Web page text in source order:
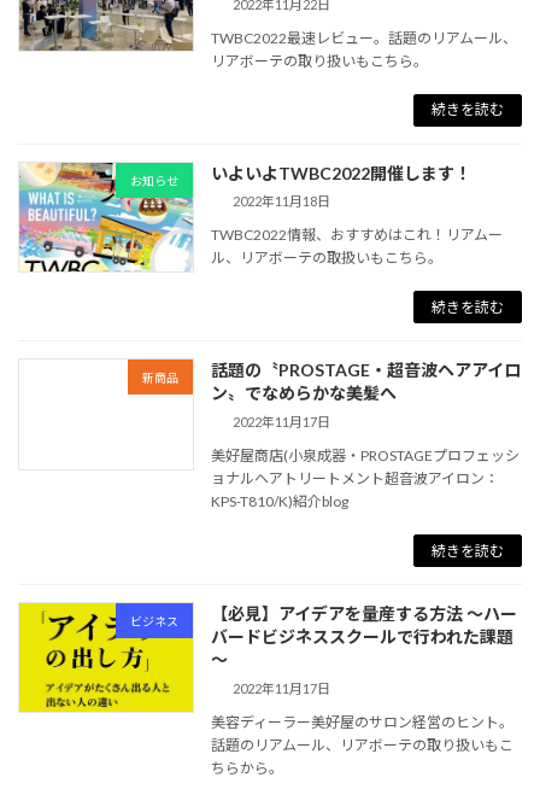
2022年11月22日
TWBC2022最速レビュー。話題のリアムール、
リアボーテの取り扱いもこちら。
続きを読む
お知らせ いよいよTWBC2022開催します！
2022年11月18日
TWBC2022情報、おすすめはこれ！リアムー
ル、リアボーテの取扱いもこちら。
続きを読む
新商品
話題の〝PROSTAGE・超音波ヘアアイロ
ン〟でなめらかな美髪へ
2022年11月17日
美好屋商店(小泉成器・PROSTAGEプロフェッシ
ョナルヘアトリートメント超音波アイロン：
KPS-T810/K)紹介blog
続きを読む
ビジネス
【必見】アイデアを量産する方法 ～ハー
バードビジネススクールで行われた課題
～
2022年11月17日
美容ディーラー美好屋のサロン経営のヒント。
話題のリアムール、リアボーテの取り扱いもこ
ちらから。